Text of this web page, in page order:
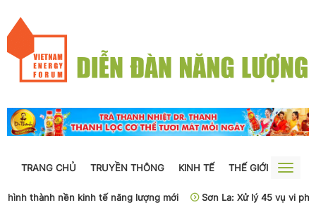
TRANG CHỦ TRUYỀN THÔNG KINH TẾ THẾ GIỚI
Toggle
hình thành nền kinh tế năng lượng mới
Sơn La: Xử lý 45 vụ vi